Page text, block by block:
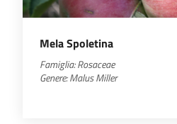
Mela Spoletina
Famiglia: Rosaceae
Genere:MalusMiller